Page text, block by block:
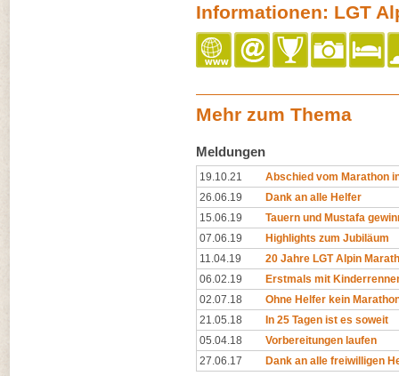
Informationen: LGT
Mehr zum Thema
Meldungen
19.10.21
Abschied vom Marathon
26.06.19
Dank an alle Helfer
15.06.19
Tauern und Mustafa
07.06.19
Highlights zum Jubiläum
11.04.19
20 Jahre LGT Alpin
06.02.19
Erstmals mit
02.07.18
Ohne Helfer kein
21.05.18
In 25 Tagen ist es soweit
05.04.18
Vorbereitungen laufen
27.06.17
Dank an alle freiwilligen